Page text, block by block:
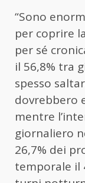
“Sono
per coprire
per sé
il 56,8% tra
spesso
dovrebbero
mentre
giornaliero
26,7% dei
temporale il